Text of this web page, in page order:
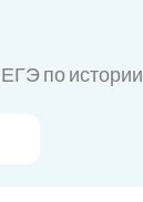
по истории